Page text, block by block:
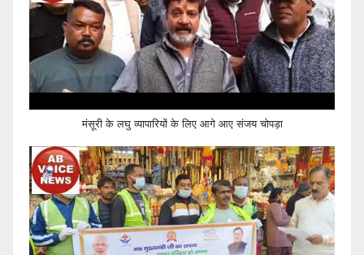
मंसूरी के लघु व्यापारियों के लिए आगे आए संजय चोपड़ा